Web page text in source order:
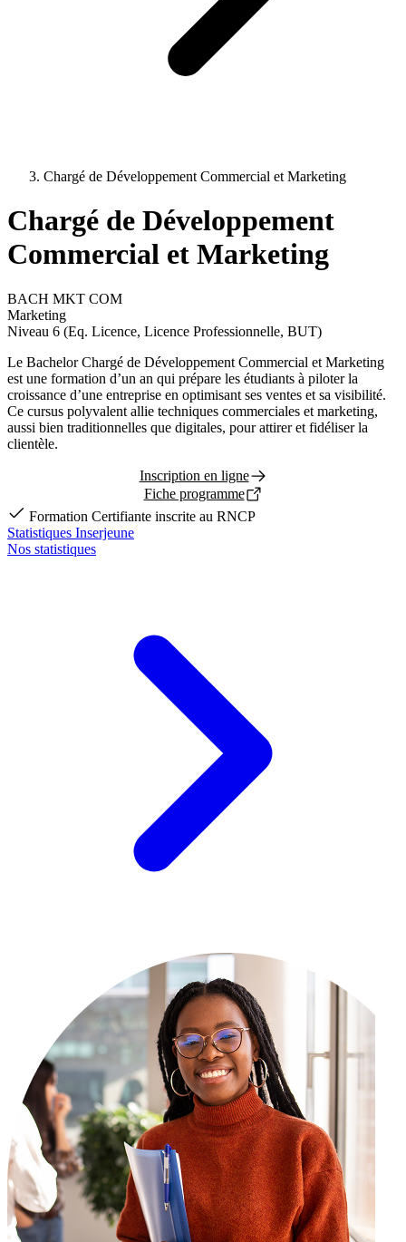
Chargé de Développement Commercial et Marketing
Chargé de Développement
Commercial et Marketing
BACH MKT COM
Marketing
Niveau 6 (Eq. Licence, Licence Professionnelle, BUT)
Le Bachelor Chargé de Développement Commercial et Marketing
est une formation d’un an qui prépare les étudiants à piloter la
croissance d’une entreprise en optimisant ses ventes et sa visibilité.
Ce cursus polyvalent allie techniques commerciales et marketing,
aussi bien traditionnelles que digitales, pour attirer et fidéliser la
clientèle.
Inscription en ligne
Fiche programme
Formation Certifiante inscrite au RNCP
Statistiques Inserjeune
Nos statistiques